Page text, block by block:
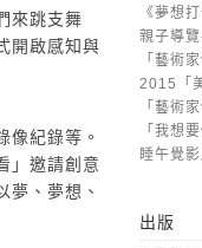
錄像裝置
來跳支舞
開啟感知與
像紀錄等。
」邀請創意
夢、夢想、
《夢想
親子導覽
「藝術
2015「
「藝術
「我想
睡午覺
出版